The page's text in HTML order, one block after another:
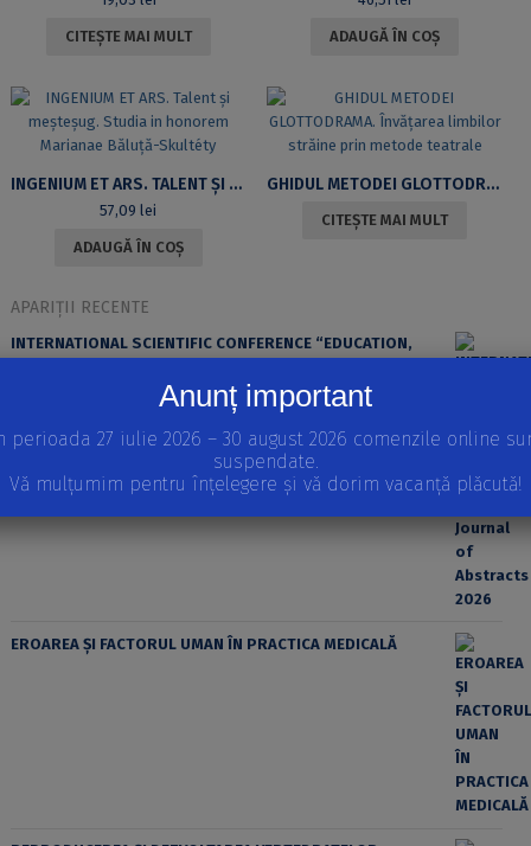
CITEȘTE MAI MULT ADAUGĂ ÎN COȘ
INGENIUM ET ARS. TALENT ȘI MEȘTEȘUG. STUDIA IN HONOREM MARIANAE BĂLUȚĂ-SKULTÉTY
57,09 lei
ADAUGĂ ÎN COȘ
GHIDUL METODEI GLOTTODRAMA. ÎNVĂȚAREA LIMBILOR STRĂINE PRIN METODE TEATRALE
CITEȘTE MAI MULT
APARIȚII RECENTE
INTERNATIONAL SCIENTIFIC CONFERENCE “EDUCATION,
EROAREA ȘI FACTORUL UMAN ÎN PRACTICA MEDICALĂ
Anunț important
perioada 27 iulie 2026 – 30 august 2026 comenzile online
suspendate.
Vă mulțumim pentru înțelegere și vă dorim vacanță plăcută!